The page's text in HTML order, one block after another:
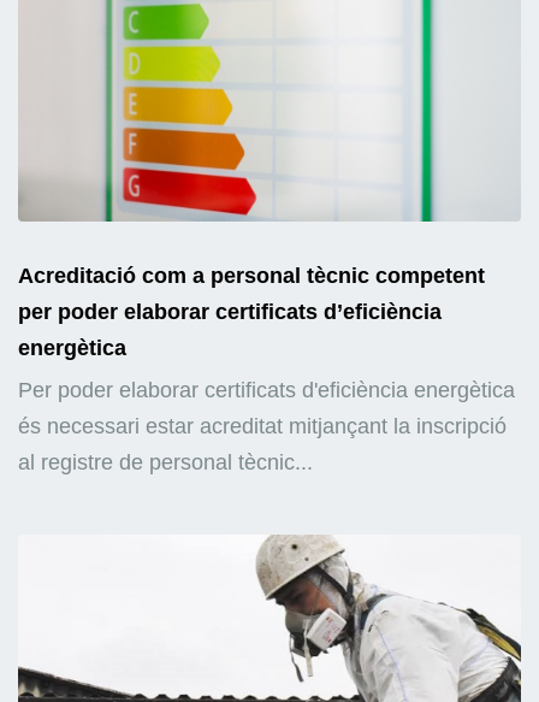
Acreditació com a personal tècnic competent
per poder elaborar certificats d’eficiència
energètica
Per poder elaborar certificats d'eficiència energètica
és necessari estar acreditat mitjançant la inscripció
al registre de personal tècnic...